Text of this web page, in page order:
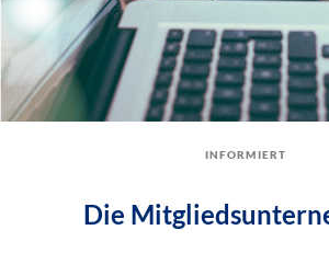
informiert
Die